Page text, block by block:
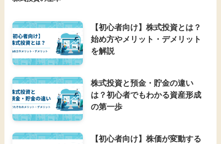
【初心者向け】株式投資とは？
始め方やメリット・デメリット
を解説
株式投資と預金・貯金の違い
は？初心者でもわかる資産形成
の第一歩
【初心者向け】株価が変動する